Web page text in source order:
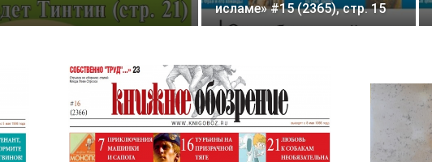
исламе» #15 (2365), стр. 15